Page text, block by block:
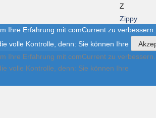
Z
Zippy
Ihre Erfahrung mit comCurrent zu
volle Kontrolle, denn: Sie können Ihre
Ihre Erfahrung mit comCurrent zu
volle Kontrolle, denn: Sie können Ihre